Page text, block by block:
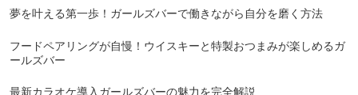
夢を叶える第一歩！ガールズバーで働きながら自分を磨く方法
フードペアリングが自慢！ウイスキーと特製おつまみが楽しめるガ
ールズバー
最新カラオケ導入ガールズバーの魅力を完全解説